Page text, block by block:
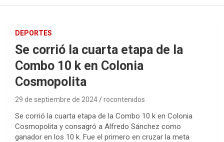
DEPORTES
Se corrió la cuarta etapa de la
Combo 10 k en Colonia
Cosmopolita
29 de septiembre de 2024 rocontenidos
Se corrió la cuarta etapa de la Combo 10 k en Colonia
Cosmopolita y consagró a Alfredo Sánchez como
ganador en los 10 k. Fue el primero en cruzar la meta